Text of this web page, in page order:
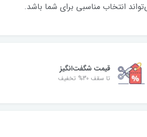
قیمت شگفت‌انگیز
تا سقف 30% تخفیف